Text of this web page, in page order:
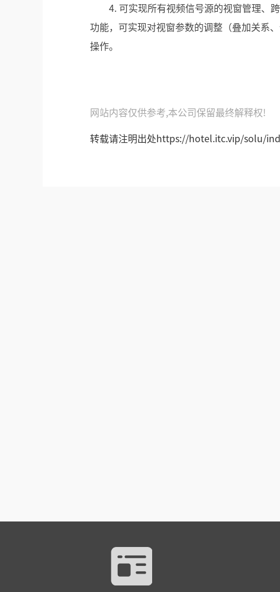
4. 可实现所有视频信号源的视窗管理、
功能，可实现对视窗参数的调整（叠加关系
操作。
网站内容仅供参考,本公司保留最终解释权!
转载请注明出处https://hotel.itc.vip/solu/